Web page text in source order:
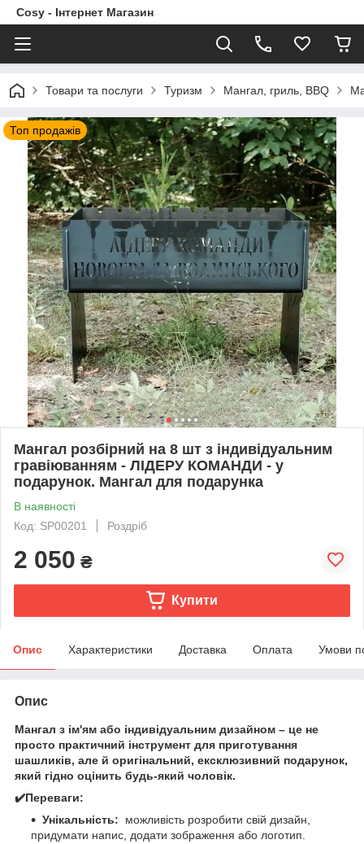
Cosy - Інтернет Магазин
Товари та послуги Туризм Мангал, гриль, BBQ
Топ продажів
Мангал розбірний на 8 шт з індивідуальним
гравіюванням - ЛІДЕРУ КОМАНДИ - у
подарунок. Мангал для подарунка
В наявності
Код: SP00201
Роздріб
2 050 ₴
Купити
Опис Характеристики Доставка Оплата Умови
Опис
Мангал з ім'ям або індивідуальним дизайном – це не
просто практичний інструмент для приготування
шашликів, але й оригінальний, ексклюзивний подарунок,
який гідно оцінить будь-який чоловік.
✔️Переваги:
Унікальність: можливість розробити свій дизайн,
придумати напис, додати зображення або логотип.